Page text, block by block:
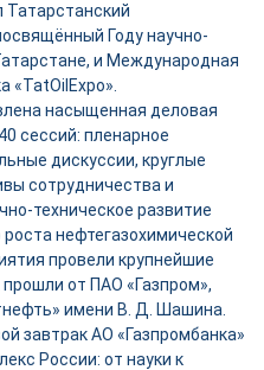
Татарстанский
Году научно-
и Международная
«TatOilExpo».
насыщенная деловая
сессий: пленарное
дискуссии, круглые
сотрудничества и
техническое развитие
нефтегазохимической
провели крупнейшие
от ПАО «Газпром»,
имени В. Д. Шашина.
завтрак АО «Газпромбанка»
России: от науки к